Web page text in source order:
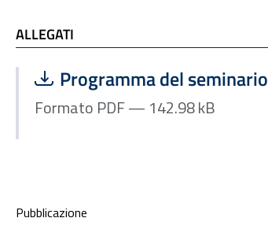
ALLEGATI
ALLEGATI
Scarica file:
Programma del seminario
Formato PDF — 142.98 kB
Condivisione social
Pubblicazione